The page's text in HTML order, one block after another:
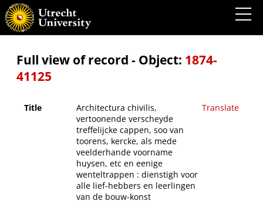
Architectura chivilis, vertoonende verscheyde treffelijcke cappen, soo van toorens,
kercke, als mede veelderhande voorname huysen, etc en eenige wenteltrappen :
dienstigh voor alle lief-hebbers en leerlingen van de bouw-konst
Full view of record - Object: 1874-
41125
Title
Architectura chivilis,
vertoonende verscheyde
treffelijcke cappen, soo van
toorens, kercke, als mede
veelderhande voorname
huysen, etc en eenige
wenteltrappen : dienstigh voor
alle lief-hebbers en leerlingen
van de bouw-konst
Translate